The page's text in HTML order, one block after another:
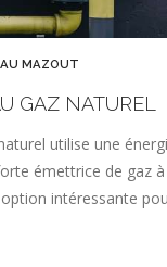
MAZOUT
GAZ NATUREL
utilise une
émettrice de gaz
intéressante